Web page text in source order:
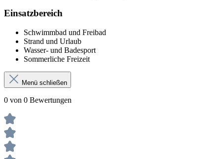
Einsatzbereich
Schwimmbad und Freibad
Strand und Urlaub
Wasser- und Badesport
Sommerliche Freizeit
Menü schließen
0 von 0 Bewertungen